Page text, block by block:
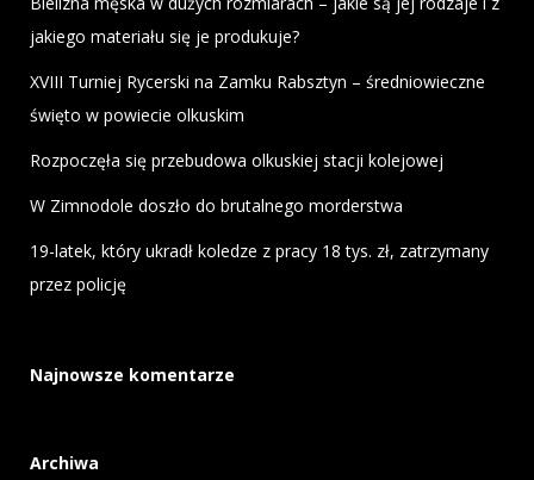
jakiego materiału się je produkuje?
XVIII Turniej Rycerski na Zamku Rabsztyn – średniowieczne
święto w powiecie olkuskim
Rozpoczęła się przebudowa olkuskiej stacji kolejowej
W Zimnodole doszło do brutalnego morderstwa
19-latek, który ukradł koledze z pracy 18 tys. zł, zatrzymany
przez policję
Najnowsze komentarze
Archiwa